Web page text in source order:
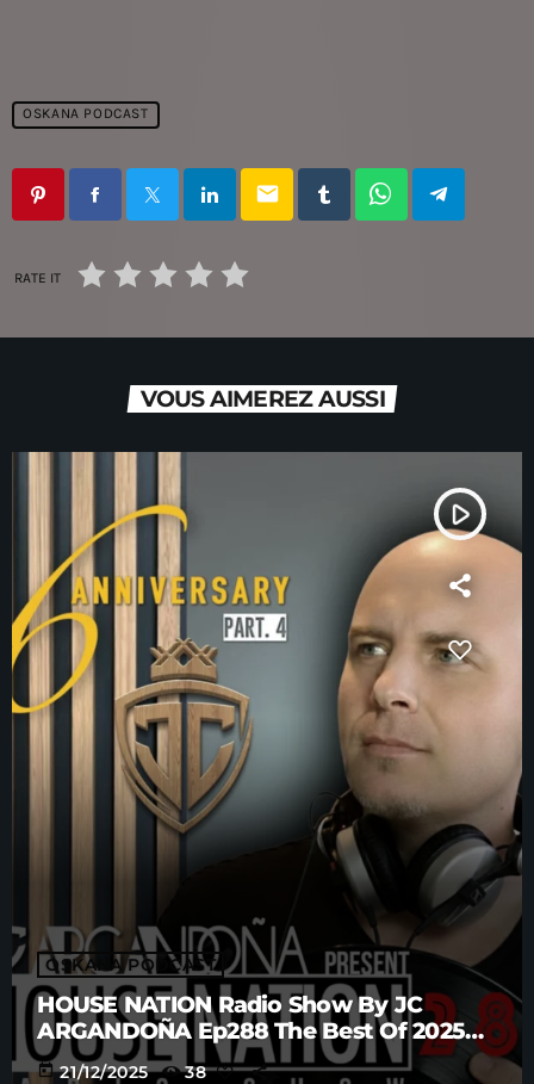
OSKANA PODCAST
email
RATE IT
VOUS AIMEREZ AUSSI
play_arrow
OSKANA PODCAST
HOUSE NATION Radio Show By JC
ARGANDOÑA Ep288 The Best Of 2025
Anniversary Part. 5
today 21/12/2025 38